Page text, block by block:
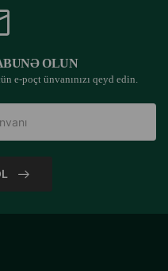
OLUN
e-poçt ünvanınızı qeyd edin.